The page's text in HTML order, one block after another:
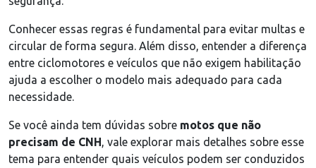
Conhecer essas regras é fundamental para evitar multas e
circular de forma segura. Além disso, entender a diferença
entre ciclomotores e veículos que não exigem habilitação
ajuda a escolher o modelo mais adequado para cada
necessidade.
Se você ainda tem dúvidas sobre motos que não
precisam de CNH, vale explorar mais detalhes sobre esse
tema para entender quais veículos podem ser conduzidos